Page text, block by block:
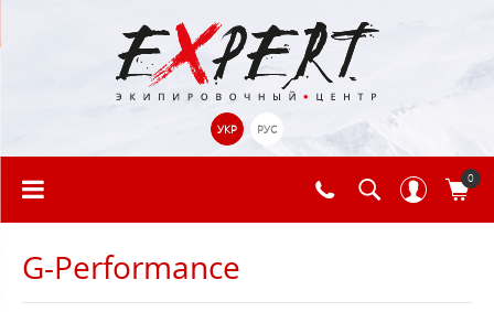
УКР РУС
0
G-Performance